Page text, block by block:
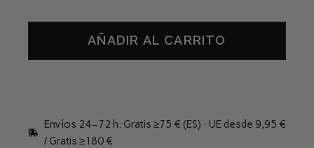
AÑADIR AL CARRITO
Envíos 24–72 h: Gratis ≥75 € (ES) · UE desde 9,95 €
/ Gratis ≥180 €